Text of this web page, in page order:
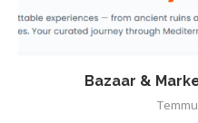
Bazaar &